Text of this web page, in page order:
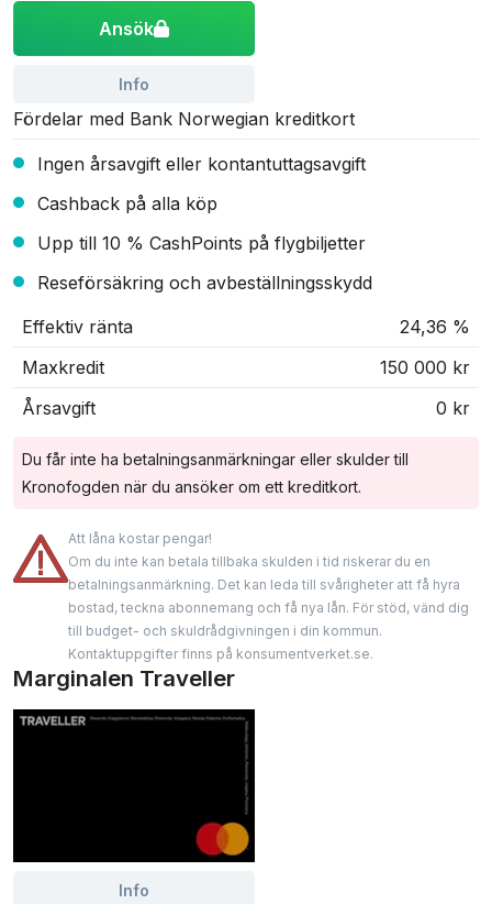
Ansök
Info
Fördelar med Bank Norwegian kreditkort
Ingen årsavgift eller kontantuttagsavgift
Cashback på alla köp
Upp till 10 % CashPoints på flygbiljetter
Reseförsäkring och avbeställningsskydd
Effektiv ränta
24,36 %
Maxkredit
150 000 kr
Årsavgift
0 kr
Du får inte ha betalningsanmärkningar eller skulder till
Kronofogden när du ansöker om ett kreditkort.
Att låna kostar pengar!
Om du inte kan betala tillbaka skulden i tid riskerar du en
betalningsanmärkning. Det kan leda till svårigheter att få hyra
bostad, teckna abonnemang och få nya lån. För stöd, vänd dig
till budget- och skuldrådgivningen i din kommun.
Kontaktuppgifter finns på konsumentverket.se.
Marginalen Traveller
Info